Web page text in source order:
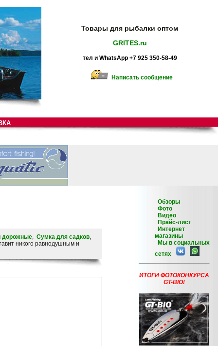
Товары для рыбалки оптом
GRITES.ru
тел и WhatsApp +7 925 350-58-49
Написать сообщение
дорожные, Сумка для садков,
никого равнодушным и
Обзоры
Фото
Видео
Прайс-лист
Интернет
магазины
Мы в социальных
сетях
ИТОГИ ФОТОКОНКУРСА
GT-BIO!